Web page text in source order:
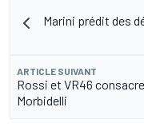
Marini prédit des
ARTICLE SUIVANT
Rossi et VR46
Morbidelli